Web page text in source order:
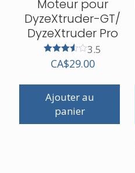
Moteur pour
DyzeXtruder-GT/
DyzeXtruder Pro
Note
3.50
3.5
CA$29.00
Ajouter au
panier